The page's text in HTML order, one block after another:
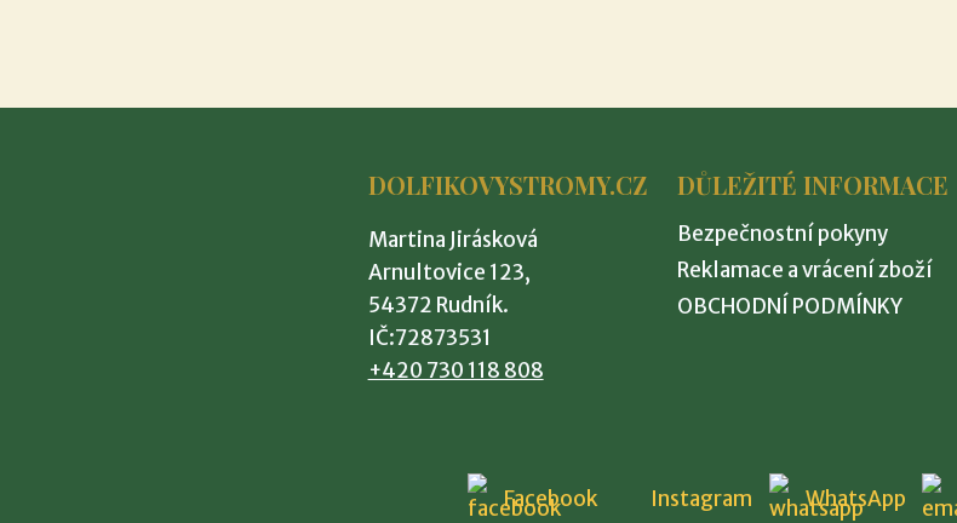
DOLFIKOVYSTROMY.CZ
Martina Jirásková
Arnultovice 123,
54372 Rudník.
IČ:72873531
+420 730 118 808
DŮLEŽITÉ INFORMACE
Bezpečnostní pokyny
Reklamace a vrácení zboží
OBCHODNÍ PODMÍNKY
Facebook Instagram WhatsApp